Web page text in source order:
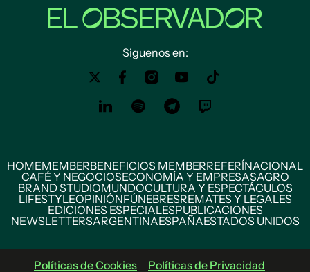
Siguenos en:
HOMEMEMBERBENEFICIOS MEMBERREFERÍNACIONAL
CAFÉ Y NEGOCIOSECONOMÍA Y EMPRESASAGRO
BRAND STUDIOMUNDOCULTURA Y ESPECTÁCULOS
LIFESTYLEOPINIÓNFÚNEBRESREMATES Y LEGALES
EDICIONES ESPECIALESPUBLICACIONES
NEWSLETTERSARGENTINAESPAÑAESTADOS UNIDOS
Políticas de Cookies Políticas de Privacidad